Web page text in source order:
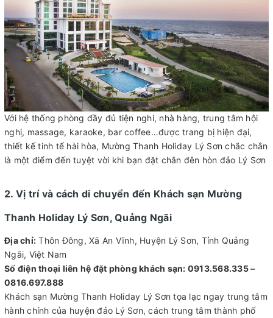
Với hệ thống phòng đầy đủ tiện nghi, nhà hàng, trung tâm hội
nghị, massage, karaoke, bar coffee…được trang bị hiện đại,
thiết kế tinh tế hài hòa, Mường Thanh Holiday Lý Sơn chắc chắn
là một điểm đến tuyệt vời khi bạn đặt chân đên hòn đảo Lý Sơn
2. Vị trí và cách di chuyển đến Khách sạn Mường
Thanh Holiday Lý Sơn, Quảng Ngãi
Địa chỉ: Thôn Đông, Xã An Vĩnh, Huyện Lý Sơn, Tỉnh Quảng
Ngãi, Việt Nam
Số điện thoại liên hệ đặt phòng khách sạn: 0913.568.335 –
0816.697.888
Khách sạn Mường Thanh Holiday Lý Sơn tọa lạc ngay trung tâm
hành chính của huyện đảo Lý Sơn, cách trung tâm thành phố